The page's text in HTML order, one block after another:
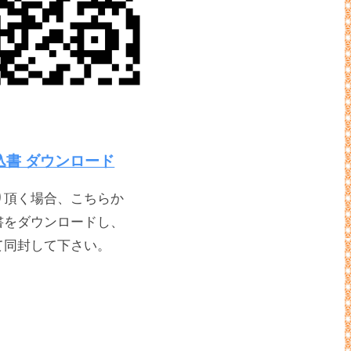
書 ダウンロード
頂く場合、こちらか
ダウンロードし、
封して下さい。